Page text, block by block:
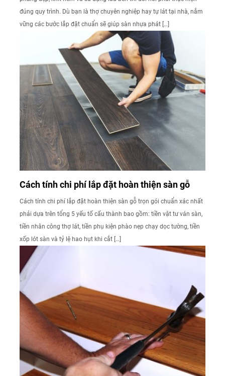
đúng quy trình. Dù bạn là thợ chuyên nghiệp hay tự lát tại nhà, nắm
vững các bước lắp đặt chuẩn sẽ giúp sàn nhựa phát […]
Cách tính chi phí lắp đặt hoàn thiện sàn gỗ
Cách tính chi phí lắp đặt hoàn thiện sàn gỗ trọn gói chuẩn xác nhất
phải dựa trên tổng 5 yếu tố cấu thành bao gồm: tiền vật tư ván sàn,
tiền nhân công thợ lát, tiền phụ kiện phào nẹp chạy dọc tường, tiền
xốp lót sàn và tỷ lệ hao hụt khi cắt […]